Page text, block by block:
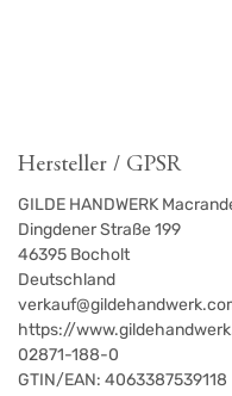
Hersteller / GPSR
GILDE HANDWERK
Dingdener Straße 199
46395 Bocholt
Deutschland
https://
02871-188-0
GTIN/EAN: 4063387539118